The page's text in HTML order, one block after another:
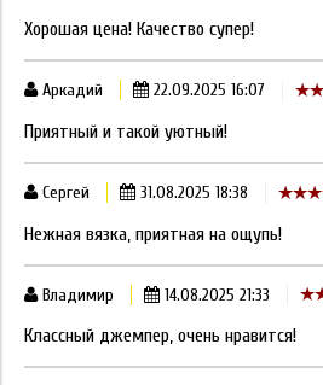
Хорошая цена! Качество супер!
Аркадий 22.09.2025 16:07
Приятный и такой уютный!
Сергей 31.08.2025 18:38
Нежная вязка, приятная на ощупь!
Владимир 14.08.2025 21:33
Классный джемпер, очень нравится!